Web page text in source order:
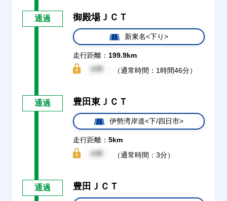
通過 御殿場ＪＣＴ
新東名<下り>
走行距離： 199.9km
（通常時間：1時間46分）
通過 豊田東ＪＣＴ
伊勢湾岸道<下/四日市>
走行距離： 5km
（通常時間：3分）
通過 豊田ＪＣＴ